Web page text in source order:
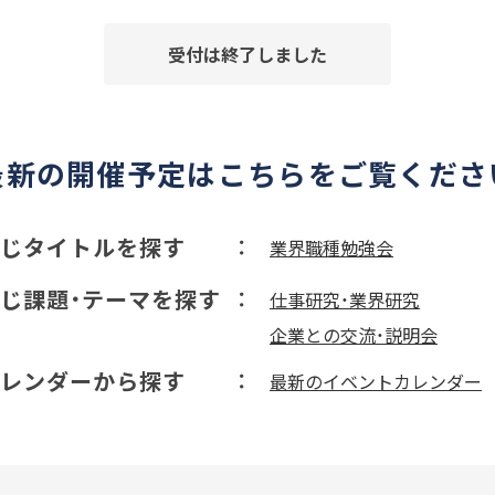
受付は終了しました
の開催予定はこちらをご覧くだ
タイトルを探す 業界職種勉強会
課題・テーマを探す
仕事研究・業界研究
企業との交流・説明会
ンダーから探す 最新のイベントカレンダー